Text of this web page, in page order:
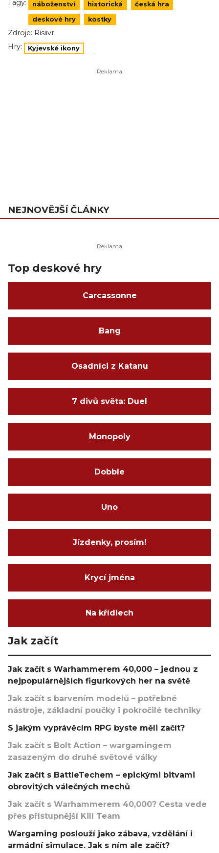
Tagy: náboženství historická česká hra
deskové hry kostky
Zdroje: Risiivr
Hry:
Kyjevské ikony
NEJNOVĚJŠÍ ČLÁNKY
Top deskové hry
Carcassonne
Bang
Osadníci z Katanu
7 divů světa: Duel
Monopoly
Dobble
Uno
Jízdenky, prosím!
Krycí jména
Na křídlech
Jak začít
Jak začít s Warhammerem 40,000 – jednou z
nejpopulárnějších figurkových her na světě
Jak začít s barvením modelů – potřebné
nástroje, základní poučky i pokročilé techniky
S jakým vyprávěcím RPG byste měli začít?
Jak začít s Bolt Action – wargamingem
zasazeným do druhé světové války
Jak začít s BattleTechem – epickými bitvami
obrovitých válečných mechů
Jak začít s Warhammerem 40,000? Cesta vede
přes přístupnější Kill Team
Wargaming poslouží jako zábava, vzdělání i
armádní simulace. Jak s ním ale začít?